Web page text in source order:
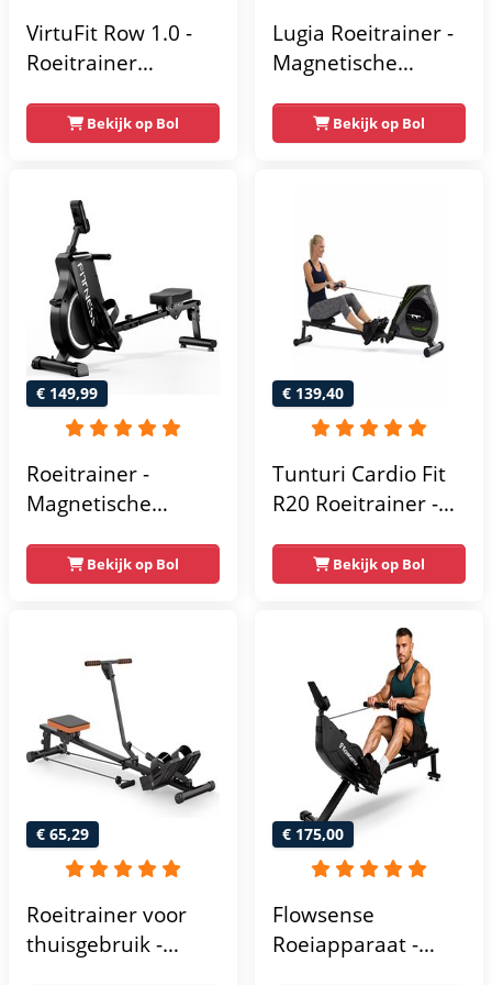
VirtuFit Row 1.0 -
Roeitrainer
weerstand
inklapbaar - Met
Trainingsniveaus -
Roeimachine met
Elastische
Weerstand -
Roeiapparaat voor
Thuis - Zwart
Bekijk op Bol
Lugia Roeitrainer -
Magnetische
Weerstandniveaus
- Geschikt voor
Roeiapparaat -
Bekijk op Bol
€ 149,99
Roeitrainer -
Magnetische
LCD-scherm en 16
weerstandsniveaus
capaciteit 120KG -
Stil - Zwart
Bekijk op Bol
€ 139,40
Tunturi Cardio Fit
R20 Roeitrainer -
Roeimachine met 4
weerstandsniveaus
- Roeiapparaat
Opklapbaar
Bekijk op Bol
€ 65,29
Roeitrainer voor
thuisgebruik -
€ 175,00
Flowsense
Roeiapparaat -